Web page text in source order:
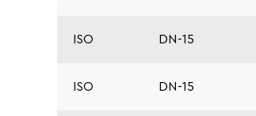
ISO DN-15
ISO DN-15